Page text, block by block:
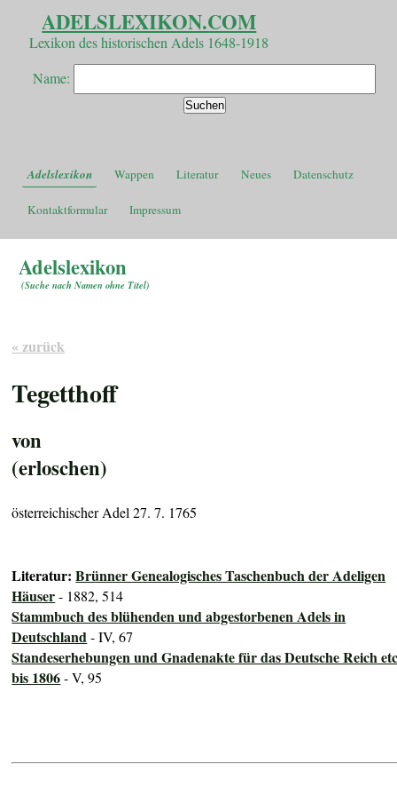
ADELSLEXIKON.COM
Lexikon des historischen Adels 1648-1918
Name:
Adelslexikon Wappen Literatur Neues Datenschutz
Kontaktformular Impressum
Adelslexikon
(Suche nach Namen ohne Titel)
« zurück
Tegetthoff
von
(erloschen)
österreichischer Adel 27. 7. 1765
Literatur:Brünner Genealogisches Taschenbuch der Adeligen
Häuser- 1882, 514
Stammbuch des blühenden und abgestorbenen Adels in
Deutschland- IV, 67
Standeserhebungen und Gnadenakte für das Deutsche Reich
bis 1806- V, 95